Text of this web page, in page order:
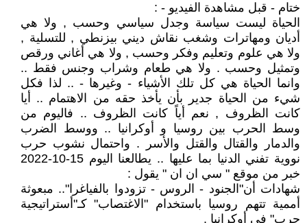
ختام - قبل مشاهدة الفيديو - :
الحياة ليست سياسة وجدل سياسي وحسب , ولا هي
أديان ومهاترات وشغب نقاش ديني بيزنطي , للتسلية ,
ولا هي علوم وتعليم وفكر وحسب , ولا هي أغاني ورقص
وتمثيل وحسب . ولا هي طعام وشراب وجنس فقط ..
وانما الحياة هي كل تلك الأشياء - وغيرها - .. لذا فكل
شيء من الحياة جدير بأن يأخذ حقه من الاهتمام .. أيا
كانت الظروف , نعم أياً كانت الظروف .. فاليوم من
وسط الحرب بين روسيا و أوكرانيا .. ووسط الضرب
والدمار والقتال والقتل والأسر . واحتمال نشوب حرب
نووية تفني الدنيا بما عليها .. يطالعنا اليوم 15-10-2022
خبر من موقع " سي ان ان " يقول :
شهادات أن"الجنود - الروس - تزودوا بالفياغرا".. مبعوثة
أممية تتهم روسيا باستخدام "الاغتصاب" كـ"أستراتيجية
حرب" في أوكرانيا .